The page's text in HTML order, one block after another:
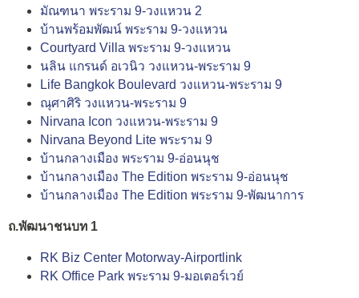
มัณฑนา พระราม 9-วงแหวน 2
บ้านพร้อมพัฒน์ พระราม 9-วงแหวน
Courtyard Villa พระราม 9-วงแหวน
นลิน แกรนด์ อเวนิว วงแหวน-พระราม 9
Life Bangkok Boulevard วงแหวน-พระราม 9
ณุศาศิริ วงแหวน-พระราม 9
Nirvana Icon วงแหวน-พระราม 9
Nirvana Beyond Lite พระราม 9
บ้านกลางเมือง พระราม 9-อ่อนนุช
บ้านกลางเมือง The Edition พระราม 9-อ่อนนุช
บ้านกลางเมือง The Edition พระราม 9-พัฒนาการ
ถ.พัฒนาชนบท 1
RK Biz Center Motorway-Airportlink
RK Office Park พระราม 9-มอเตอร์เวย์